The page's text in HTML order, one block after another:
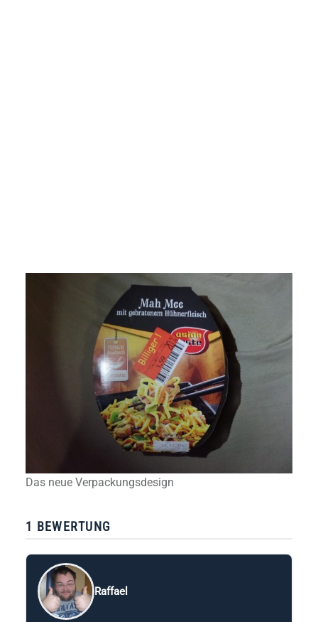
Das neue Verpackungsdesign
1 BEWERTUNG
Raffael